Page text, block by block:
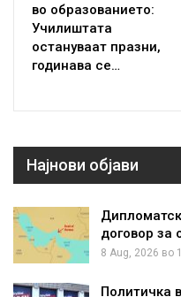
во образованието:
Училиштата
остануваат празни,
годинава се…
Најнови објави
договор за
8 Aug, 2026 во
Политичка